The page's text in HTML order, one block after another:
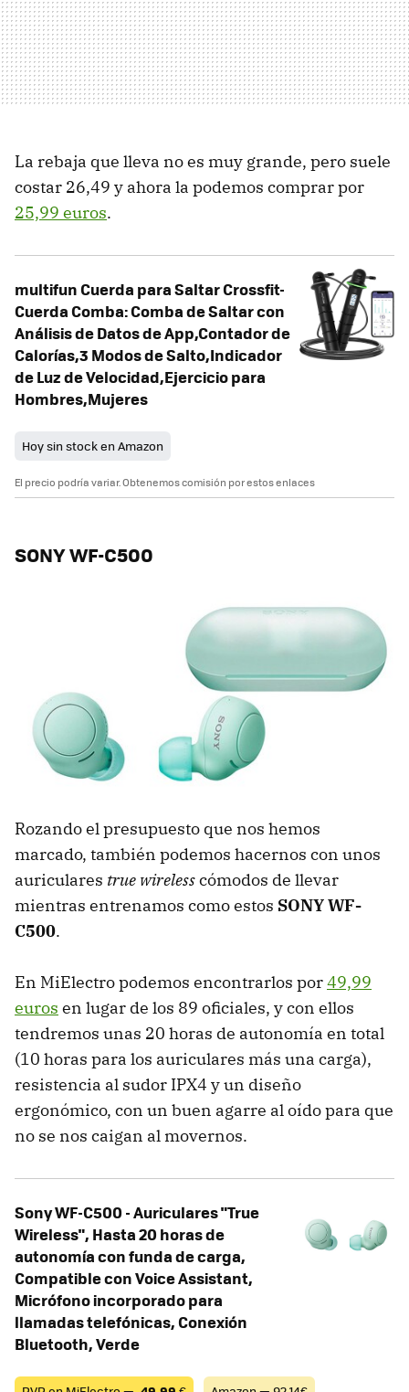
La rebaja que lleva no es muy grande, pero suele
costar 26,49 y ahora la podemos comprar por
25,99 euros.
multifun Cuerda para Saltar Crossfit-
Cuerda Comba: Comba de Saltar con
Análisis de Datos de App,Contador de
Calorías,3 Modos de Salto,Indicador
de Luz de Velocidad,Ejercicio para
Hombres,Mujeres
Hoy sin stock en Amazon
El precio podría variar. Obtenemos comisión por estos enlaces
SONY WF-C500
Rozando el presupuesto que nos hemos
marcado, también podemos hacernos con unos
auriculares true wirelesscómodos de llevar
mientras entrenamos como estos SONY WF-
C500.
En MiElectro podemos encontrarlos por49,99
euros en lugar de los 89 oficiales, y con ellos
tendremos unas 20 horas de autonomía en total
(10 horas para los auriculares más una carga),
resistencia al sudor IPX4 y un diseño
ergonómico, con un buen agarre al oído para que
no se nos caigan al movernos.
Sony WF-C500 - Auriculares "True
Wireless", Hasta 20 horas de
autonomía con funda de carga,
Compatible con Voice Assistant,
Micrófono incorporado para
llamadas telefónicas, Conexión
Bluetooth, Verde